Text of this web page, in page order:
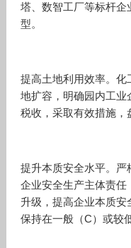
塔、数智工厂等标杆
型。
提高土地利用效率。化
地扩容，明确园内工业
税收，采取有效措施，
提升本质安全水平。严
企业安全生产主体责任
升级，提高企业本质
保持在一般（C）或较